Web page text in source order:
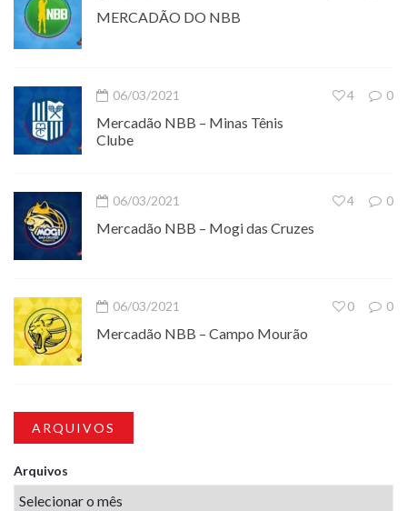
MERCADÃO DO NBB
06/03/2021 0
4
Mercadão NBB – Minas Tênis
Clube
06/03/2021 0
4
Mercadão NBB – Mogi das Cruzes
06/03/2021 0
0
Mercadão NBB – Campo Mourão
ARQUIVOS
Arquivos